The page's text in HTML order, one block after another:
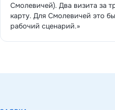
Смолевичей). Два визита за
карту. Для Смолевичей это
рабочий сценарий.»